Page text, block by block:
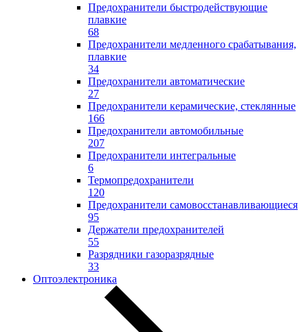
Предохранители быстродействующие
плавкие
68
Предохранители медленного срабатывания,
плавкие
34
Предохранители автоматические
27
Предохранители керамические, стеклянные
166
Предохранители автомобильные
207
Предохранители интегральные
6
Термопредохранители
120
Предохранители самовосстанавливающиеся
95
Держатели предохранителей
55
Разрядники газоразрядные
33
Оптоэлектроника